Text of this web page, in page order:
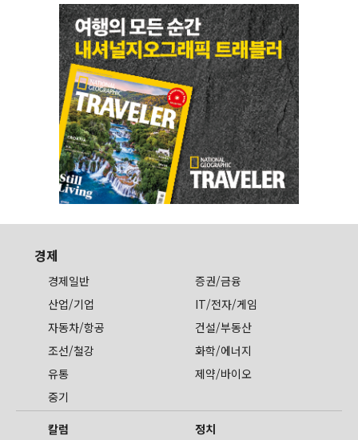
경제
경제일반
증권/금융
산업/기업
IT/전자/게임
자동차/항공
건설/부동산
조선/철강
화학/에너지
유통
제약/바이오
중기
칼럼
정치